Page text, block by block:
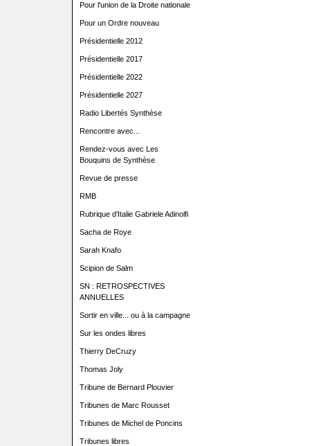
Pour l'union de la Droite nationale
Pour un Ordre nouveau
Présidentielle 2012
Présidentielle 2017
Présidentielle 2022
Présidentielle 2027
Radio Libertés Synthèse
Rencontre avec...
Rendez-vous avec Les
Bouquins de Synthèse
Revue de presse
RMB
Rubrique d'Italie Gabriele Adinolfi
Sacha de Roye
Sarah Knafo
Scipion de Salm
SN : RETROSPECTIVES
ANNUELLES
Sortir en ville... ou à la campagne
Sur les ondes libres
Thierry DeCruzy
Thomas Joly
Tribune de Bernard Plouvier
Tribunes de Marc Rousset
Tribunes de Michel de Poncins
Tribunes libres